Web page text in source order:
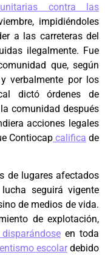
contra las
impidiéndoles
a las carreteras del
ilegalmente. Fue
que, según
verbalmente por los
dictó órdenes de
comunidad después
acciones legales
Contiocap califica de
de lugares afectados
seguirá vigente
de medios de vida.
de explotación,
disparándose en toda
escolardebido